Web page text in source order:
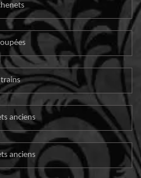
trains
anciens
anciens